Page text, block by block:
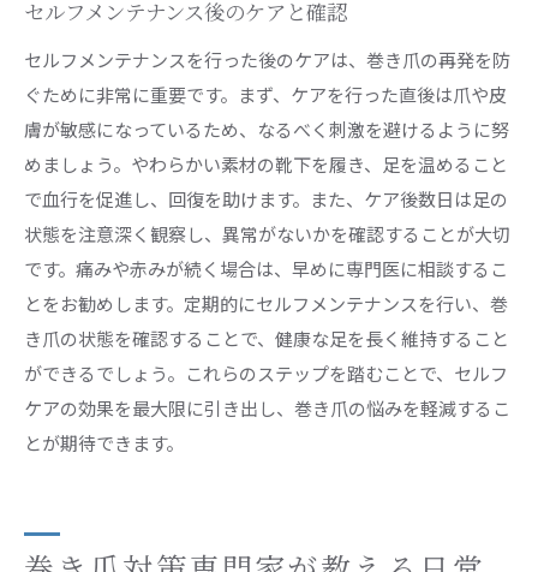
セルフメンテナンス後のケアと確認
セルフメンテナンスを行った後のケアは、巻き爪の再発を防
ぐために非常に重要です。まず、ケアを行った直後は爪や皮
膚が敏感になっているため、なるべく刺激を避けるように努
めましょう。やわらかい素材の靴下を履き、足を温めること
で血行を促進し、回復を助けます。また、ケア後数日は足の
状態を注意深く観察し、異常がないかを確認することが大切
です。痛みや赤みが続く場合は、早めに専門医に相談するこ
とをお勧めします。定期的にセルフメンテナンスを行い、巻
き爪の状態を確認することで、健康な足を長く維持すること
ができるでしょう。これらのステップを踏むことで、セルフ
ケアの効果を最大限に引き出し、巻き爪の悩みを軽減するこ
とが期待できます。